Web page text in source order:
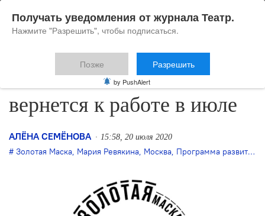
«Золотая Маска — 2020»
вернется к работе в июле
АЛЁНА СЕМЁНОВА 15:58, 20 июля 2020
Золотая Маска, Мария Ревякина, Москва, Программа развития театрального искусства
Получать уведомления от журнала Театр.
Нажмите "Разрешить", чтобы подписаться.
Позже Разрешить
by PushAlert